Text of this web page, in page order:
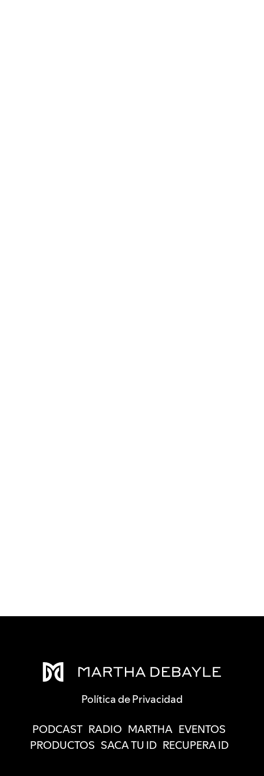
Política de Privacidad
PODCAST RADIO MARTHA EVENTOS
PRODUCTOS SACA TU ID RECUPERA ID